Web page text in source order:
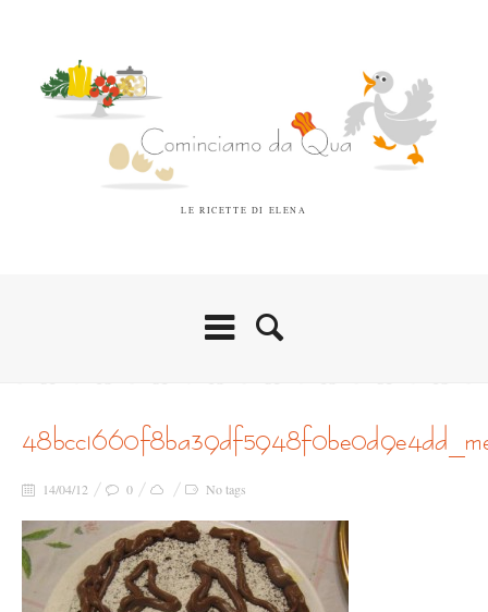
LE RICETTE DI ELENA
14/04/12 0 No tags